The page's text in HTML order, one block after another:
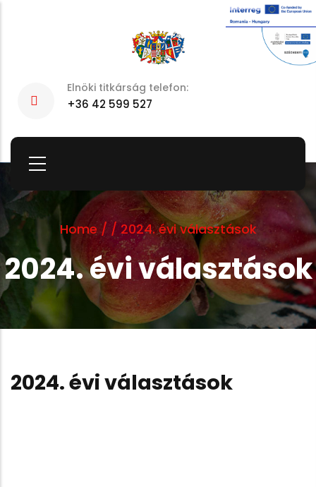
Elnöki titkárság telefon:
+36 42 599 527
Home / / 2024. évi választások
2024. évi választások
2024. évi választások